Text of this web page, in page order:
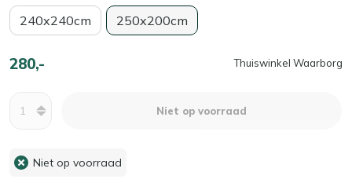
240x240cm
250x200cm
280,- Thuiswinkel Waarborg
Niet op voorraad
Niet op voorraad